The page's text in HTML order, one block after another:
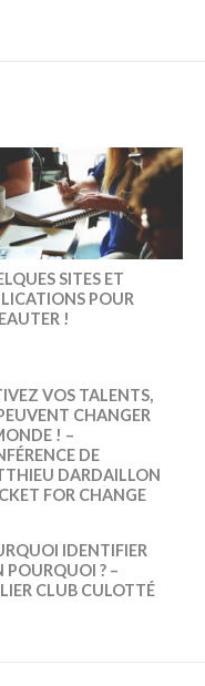
SITES ET
POUR
!
VOS TALENTS,
CHANGER
! –
DE
DARDAILLON
FOR CHANGE
IDENTIFIER
POURQUOI ? –
CLUB CULOTTÉ